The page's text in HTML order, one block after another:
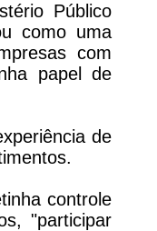
Público
como uma
com
papel de
de
controle
"participar